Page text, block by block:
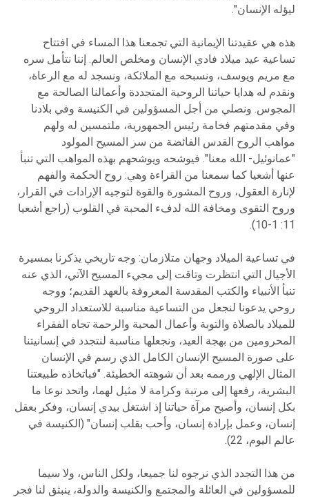
ليؤله الإنسان".
هذه هي عقيدتنا الإيمانية التي تجمعنا هذا المساء في افتتاح
تساعية عيد ميلاد فادي الإنسان ومخلص العالم. إننا نتأمل سره
مع مريم ويوسف، ونسبحه مع الملائكة، ونسجد له مع الرعاة،
ونقدم له هدايا حياتنا الروحية المتجددة وأعمالنا الصالحة مع
المجوس. ونصلي من أجل المسؤولين في الكنيسة وفي بلادنا
وفي مقدمتهم فخامة رئيس الجمهورية، ملتمسين له ولهم
مواهب الروح القدس الفائضة من سر المسيح المولود
"عمانوئيل- الله معنا". فيوشحه ويوشحهم بهذه المواهب التي تنبأ
عنها أشعيا كما سمعنا من القراءة وهي: روح الحكمة والفهم
لإنارة العقول، وروح المشورة والقوة لتوجيه الإرادات في القرار،
وروح التقوى ومخافة الله لدفء المحبة في القلوب (راجع أشعيا
11: 1-10).
في تساعية الميلاد وجهان متلازمان: وجه تاريخي يذكرنا بمسيرة
الأجيال التي انتظرت وتاقت إلى مجيء المسيح الآتي، الذي عنه
تنبأ الأنبياء والكتب المقدسة المعروفة بالعهد القديم؛ ووجه
روحي يدعونا لنجعل من التساعية مناسبة للاستعداد الروحي
للميلاد بالصلاة والتوبة وأعمال المحبة والرحمة تجاه الفقراء
المحرومين من بهجة العيد، ونجعلها مناسبة لنتجدد في إنسانيتنا
على صورة المسيح الإنسان الكامل الذي رسم في الإنسان
المثال الإلهي ورممه بعد أن شوهته الخطيئة. "فباتخاذه طبيعتنا
البشرية، رفعها إلى مرتبة وكرامة لا مثيل لهما، واتحد نوعا ما
بكل إنسان، وأصبح مرآة حياتنا إذ اشتغل بيدي إنسان، وفكر بعقل
إنسان، وعمل بإرادة إنسان، وأحب بقلب إنسان" (الكنيسة في
عالم اليوم، 22).
من هذا التجدد الذي نرجوه لنا جميعا، ولكل الناس، ولا سيما
للمسؤولين في العائلة والمجتمع والكنيسة والدولة، ينبثق لنا فجر